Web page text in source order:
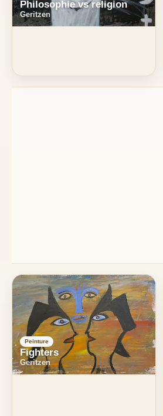
Philosophie vs religion
Geritzen
Peinture
Fighters
Geritzen